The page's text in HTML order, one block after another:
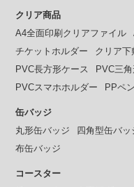
クリア商品
A4全面印刷クリアファイル
チケットホルダー
クリア下
PVC長方形ケース
PVC三
PVCスマホホルダー
PPペ
缶バッジ
丸形缶バッジ
四角型缶バッ
布缶バッジ
コースター